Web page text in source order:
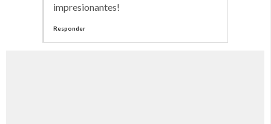
impresionantes!
Responder